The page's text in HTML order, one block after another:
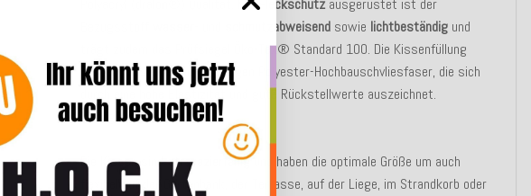
Polyacryl (dralon®) Qualität. MitFleckschutz ausgerüstet ist der
schmutzabweisend sowie lichtbeständig und
trägt zudem das Prüfsiegel Öko-Tex® Standard 100. Die Kissenfüllung
besteht aus einer hochwertigen Polyester-Hochbauschvliesfaser, die sich
durch eine hohe Elastizität und gute Rückstellwerte auszeichnet.
(Allergiker geeignet)
Die Kissen sindstrapazierfähigund haben die optimale Größe um auch
flexibel auf der Gartenbank, der Terrasse, auf der Liege, im Strandkorb oder